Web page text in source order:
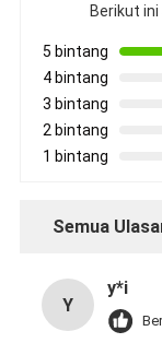
Berikut
5 bintang
4 bintang
3 bintang
2 bintang
1 bintang
Semua
Y
y*i